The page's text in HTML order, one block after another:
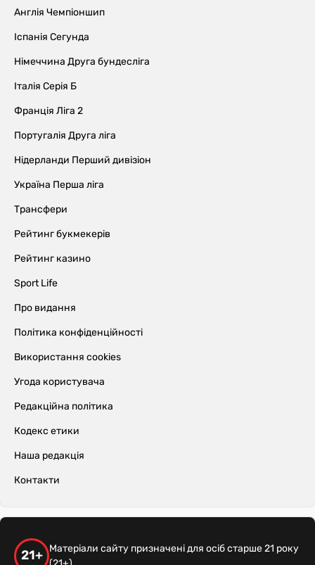
Англія Чемпіоншип
Іспанія Сегунда
Німеччина Друга бундесліга
Італія Серія Б
Франція Ліга 2
Португалія Друга ліга
Нідерланди Перший дивізіон
Україна Перша ліга
Трансфери
Рейтинг букмекерів
Рейтинг казино
Sport Life
Про видання
Політика конфіденційності
Використання cookies
Угода користувача
Редакційна політика
Кодекс етики
Наша редакція
Контакти
21+
Матеріали сайту призначені для осіб старше 21 року